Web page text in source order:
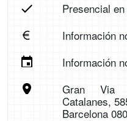
Presencial
Información
Información
Gran Via
Catalanes,
Barcelona